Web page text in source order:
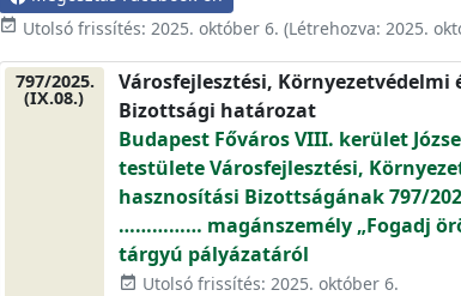
event_available Utolsó frissítés: 2025. október 6. (Létrehozva: 2025.
797/2025.
(IX.08.)
Városfejlesztési,
Bizottsági határozat
Budapest Főváros VIII. kerület
testülete Városfejlesztési,
hasznosítási Bizottságának 797/
…………… magánszemély „Fogadj
tárgyú pályázatáról
event_available Utolsó frissítés: 2025. október 6.